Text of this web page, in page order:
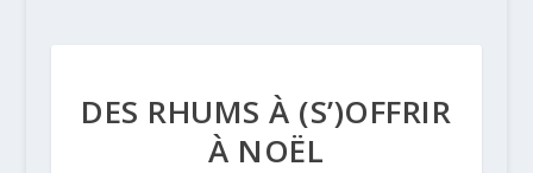
DES RHUMS À (S’)OFFRIR
À NOËL